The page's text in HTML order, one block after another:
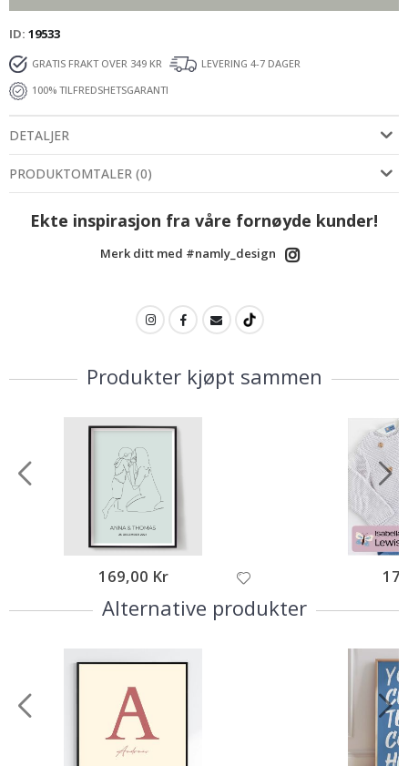
ID 19533
GRATIS FRAKT OVER 349 KR
LEVERING 4-7 DAGER
100% TILFREDSHETSGARANTI
DETALJER
PRODUKTOMTALER (0)
Ekte inspirasjon fra våre fornøyde kunder!
Merk ditt med #namly_design
Produkter kjøpt sammen
169,00 Kr
Alternative produkter